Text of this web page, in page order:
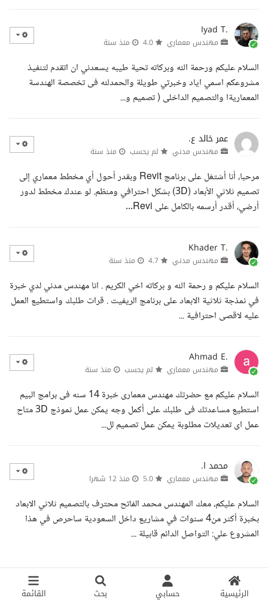
الرئيسية حسابي بحث القائمة
Iyad T.
مهندس معماري منذ سنة
السلام عليكم ورحمة الله وبركاته تحية طيبه يسعدني ان اتقدم لتنفيذ
مشروعكم اسمي اياد وخبرتي طويلة والحمدلله فى تخصصة الهندسة
المعماريةا والتصميم الداخلى ( تصميم و...
عمر خالد ع.
مهندس مدني لم يحسب منذ سنة
مرحبا، أنا أشتغل على برنامج Revit وبقدر أحول أي مخطط معماري إلى
تصميم ثلاثي الأبعاد (3D) بشكل احترافي ومنظم. لو عندك مخطط لدور
أرضي، أقدر أرسمه بالكامل على Revi...
Khader T.
مهندس مدني منذ سنة
السلام عليكم و رحمة الله و بركاته اخي الكريم . انا مهندس مدني لدي خبرة
في نمذجة ثلاثية الابعاد على برنامج الريفيت . قرات طلبك واستطيع العمل
عليه لاقصى احترافية ...
Ahmad E.
مهندس معماري لم يحسب منذ سنة
السلام عليكم مع حضرتك مهندس معمارى خبرة 14 سنه فى برامج البيم
استطيع مساعدتك فى طلبك على أكمل وجه يمكن عمل نموذج 3D متاح
عمل اى تعديلات مطلوبة يمكن عمل تصميم لل...
محمد ا.
مهندس معماري منذ 12 شهرا
السلام عليكم، معك المهندس محمد الفاتح محترف بالتصميم ثلاثي الابعاد
بخبرة أكثر من4 سنوات في مشاريع داخل السعودية ساحرص في هذا
المشروع علي: التواصل الدائم قابيلة ...